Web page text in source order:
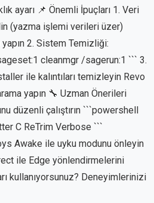
ayarı 📌 Önemli İpuçları 1. Veri
(yazma işlemi verileri üzer)
2. Sistem Temizliği:
cleanmgr /sagerun:1 ``` 3.
ile kalıntıları temizleyin Revo
yapın 🔧 Uzman Önerileri
düzenli çalıştırın ```powershell
C ReTrim Verbose ```
Awake ile uyku modunu önleyin
ile Edge yönlendirmelerini
kullanıyorsunuz? Deneyimlerinizi